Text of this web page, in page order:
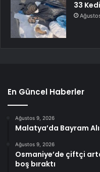
33
En Güncel Haberler
Ağustos 9, 2026
Malatya’da Bayram
Ağustos 9, 2026
Osmaniye’de çiftçi
boş bıraktı